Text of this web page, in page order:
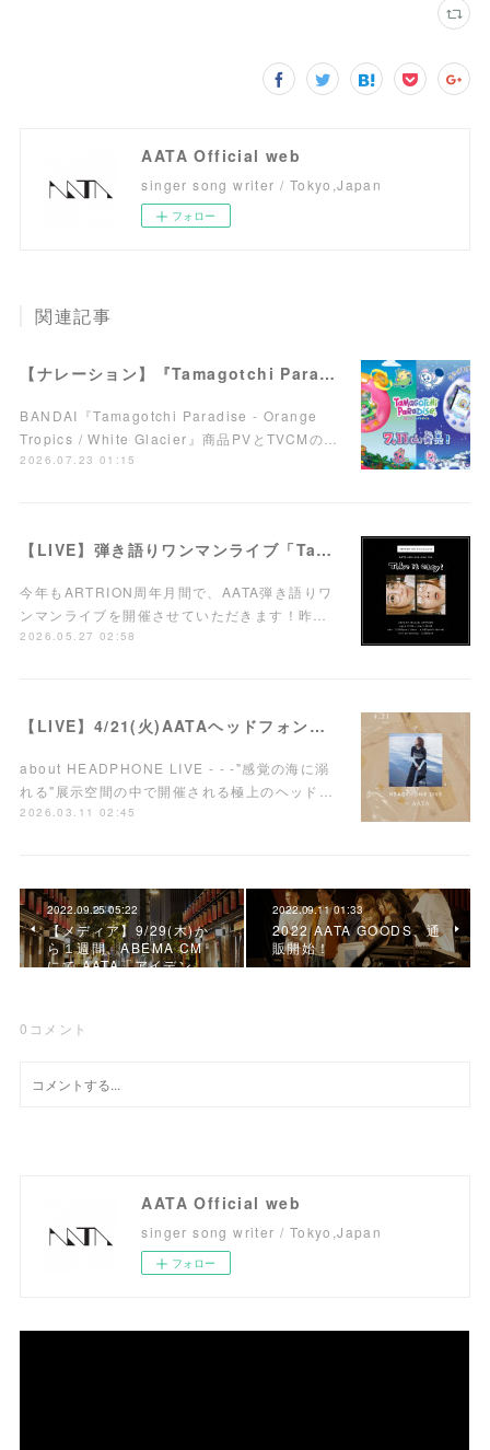
AATA Official web
singer song writer / Tokyo,Japan
フォロー
関連記事
【ナレーション】『Tamagotchi Paradise - Orange Tropics / White Glacier』商品PV／TVCM
BANDAI『Tamagotchi Paradise - Orange
Tropics / White Glacier』商品PVとTVCMの…
2026.07.23 01:15
【LIVE】弾き語りワンマンライブ「Take it easy!」7/15(水)西荻窪ARTRIONにて開催！
今年もARTRION周年月間で、AATA弾き語りワ
ンマンライブを開催させていただきます！昨…
2026.05.27 02:58
【LIVE】4/21(火)AATAヘッドフォンワンマンライブ開催！
about HEADPHONE LIVE - - -"感覚の海に溺
れる"展示空間の中で開催される極上のヘッド…
2026.03.11 02:45
2022.09.25 05:22
【メディア】9/29(木)か
ら１週間、ABEMA CM
にて AATA「アイデン…
2022.09.11 01:33
2022 AATA GOODS、通
販開始！
0 コメント
AATA Official web
singer song writer / Tokyo,Japan
フォロー